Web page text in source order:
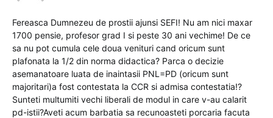
Fereasca Dumnezeu de prostii ajunsi SEFI! Nu am nici maxar
1700 pensie, profesor grad I si peste 30 ani vechime! De ce
sa nu pot cumula cele doua venituri cand oricum sunt
plafonata la 1/2 din norma didactica? Parca o decizie
asemanatoare luata de inaintasii PNL=PD (oricum sunt
majoritari)a fost contestata la CCR si admisa contestatia!?
Sunteti multumiti vechi liberali de modul in care v-au calarit
pd-istii?Aveti acum barbatia sa recunoasteti porcaria facuta